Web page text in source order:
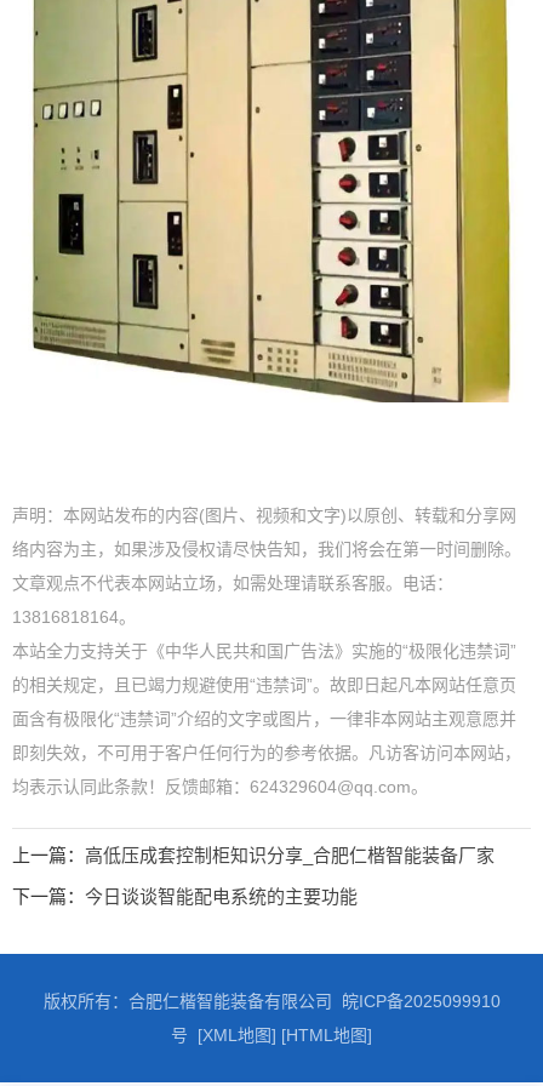
声明：本网站发布的内容(图片、视频和文字)以原创、转载和分享网
络内容为主，如果涉及侵权请尽快告知，我们将会在第一时间删除。
文章观点不代表本网站立场，如需处理请联系客服。电话：
13816818164。
本站全力支持关于《中华人民共和国广告法》实施的“极限化违禁词”
的相关规定，且已竭力规避使用“违禁词”。故即日起凡本网站任意页
面含有极限化“违禁词”介绍的文字或图片，一律非本网站主观意愿并
即刻失效，不可用于客户任何行为的参考依据。凡访客访问本网站，
均表示认同此条款！反馈邮箱：624329604@qq.com。
上一篇： 高低压成套控制柜知识分享_合肥仁楷智能装备厂家
下一篇： 今日谈谈智能配电系统的主要功能
版权所有：合肥仁楷智能装备有限公司 皖ICP备2025099910
号
[XML地图] [HTML地图]